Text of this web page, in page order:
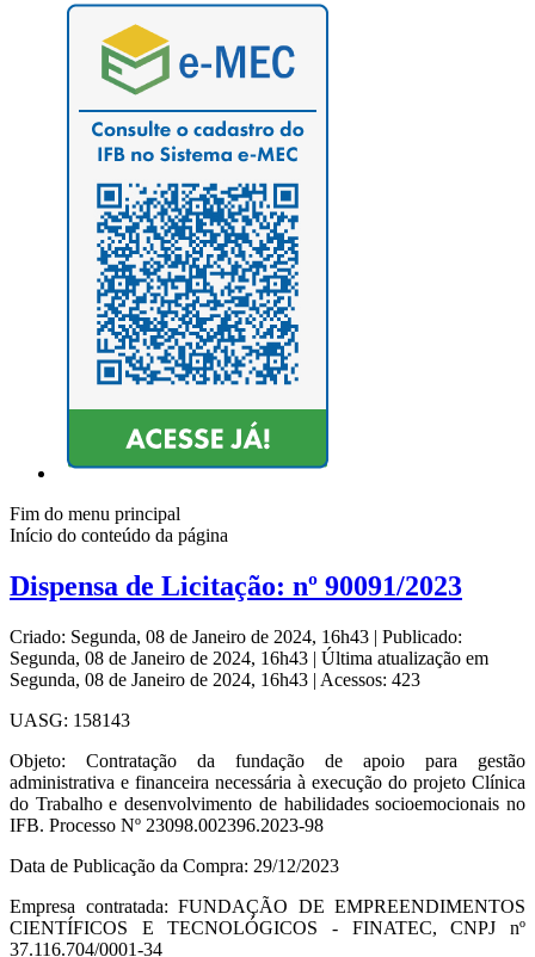
Fim do menu principal
Início do conteúdo da página
Dispensa de Licitação: nº 90091/2023
Criado: Segunda, 08 de Janeiro de 2024, 16h43 | Publicado:
Segunda, 08 de Janeiro de 2024, 16h43 | Última atualização em
Segunda, 08 de Janeiro de 2024, 16h43 | Acessos: 423
UASG: 158143
Objeto: Contratação da fundação de apoio para gestão
administrativa e financeira necessária à execução do projeto Clínica
do Trabalho e desenvolvimento de habilidades socioemocionais no
IFB. Processo Nº 23098.002396.2023-98
Data de Publicação da Compra: 29/12/2023
Empresa contratada: FUNDAÇÃO DE EMPREENDIMENTOS
CIENTÍFICOS E TECNOLÓGICOS - FINATEC, CNPJ nº
37.116.704/0001-34